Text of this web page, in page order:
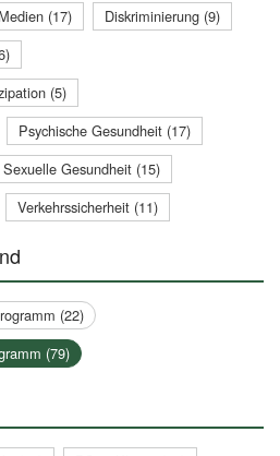
(17)
Diskriminierung (9)
(5)
Psychische Gesundheit (17)
Sexuelle Gesundheit (15)
Verkehrssicherheit (11)
(22)
(79)